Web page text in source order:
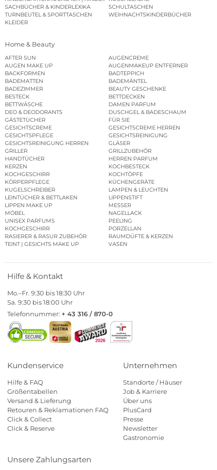
SACHBÜCHER & KINDERLEXIKA
SCHULTASCHEN
TURNBEUTEL & SPORTTASCHEN
WEIHNACHTSKINDERBÜCHER
KLEIDER
Home & Beauty
AFTER SUN
AUGENCREME
AUGEN MAKE UP
AUGENMAKEUP ENTFERNER
BACKFORMEN
BADTEPPICH
BADEMATTEN
BADEMÄNTEL
BADEZIMMER
BEAUTY GESCHENKE
BESTECK
BETTDECKEN
BETTWÄSCHE
DAMEN PARFUM
DEO & DEODORANTS
DUSCHGEL & BADESCHAUM
GÄSTETÜCHER
FÜR SIE
GESICHTSCREME
GESICHTSCREME HERREN
GESICHTSPFLEGE
GESICHTSREINIGUNG
GESICHTSREINIGUNG HERREN
GLÄSER
GRILLER
GRILLZUBEHÖR
HANDTÜCHER
HERREN PARFUM
KERZEN
KOCHBESTECK
KOCHGESCHIRR
KOCHTÖPFE
KÖRPERPFLEGE
KÜCHENGERÄTE
KUGELSCHREIBER
LAMPEN & LEUCHTEN
LEINTÜCHER & BETTLAKEN
LIPPENSTIFT
LIPPEN MAKE UP
MESSER
MÖBEL
NAGELLACK
UNISEX PARFUMS
PEELING
KOCHGESCHIRR
PORZELLAN
RASIERER & RASUR ZUBEHÖR
RAUMDÜFTE & KERZEN
TEINT | GESICHTS MAKE UP
VASEN
Hilfe & Kontakt
Mo.–Fr. 9:30 bis 18:30 Uhr
Sa. 9:30 bis 18:00 Uhr
Telefonnummer: + 43 316 / 870-0
Kundenservice
Hilfe & FAQ
Größentabellen
Versand & Lieferung
Retouren & Reklamationen FAQ
Click & Collect
Click & Reserve
Unternehmen
Standorte / Häuser
Job & Karriere
Über uns
PlusCard
Presse
Newsletter
Gastronomie
Unsere Zahlungsarten